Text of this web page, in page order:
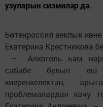
узуларын сизмиләр дә.
Бөтенроссия аеклык
Екатерина Крестникова
– Алкоголь һәм
сәбәбе булып еш
киеренкелектән,
проблемалардан качу